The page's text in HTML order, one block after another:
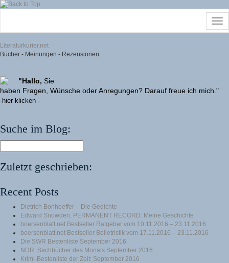
Literaturkurier.net
Bücher - Meinungen - Rezensionen
"Hallo, Sie
haben Fragen, Wünsche oder Anregungen? Darauf freue ich mich."
-hier klicken -
Suche im Blog:
Zuletzt geschrieben:
Recent Posts
Dietrich Bonhoeffer – Die Gedichte
Edward Snowden, PERMANENT RECORD: Meine Geschichte
boersenblatt.net Bestseller Ratgeber vom 10.11.2016 – 23.11.2016
boersenblatt.net Bestseller Belletristik vom 17.11.2016 – 23.11.2016
Die SWR Bestenliste September 2016
NDR: Sachbücher des Monats September 2016
Krimi-Bestenliste der Zeit: September 2016